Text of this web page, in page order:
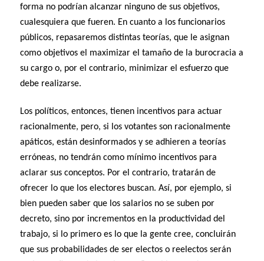
forma no podrían alcanzar ninguno de sus objetivos,
cualesquiera que fueren. En cuanto a los funcionarios
públicos, repasaremos distintas teorías, que le asignan
como objetivos el maximizar el tamaño de la burocracia a
su cargo o, por el contrario, minimizar el esfuerzo que
debe realizarse.
Los políticos, entonces, tienen incentivos para actuar
racionalmente, pero, si los votantes son racionalmente
apáticos, están desinformados y se adhieren a teorías
erróneas, no tendrán como mínimo incentivos para
aclarar sus conceptos. Por el contrario, tratarán de
ofrecer lo que los electores buscan. Así, por ejemplo, si
bien pueden saber que los salarios no se suben por
decreto, sino por incrementos en la productividad del
trabajo, si lo primero es lo que la gente cree, concluirán
que sus probabilidades de ser electos o reelectos serán